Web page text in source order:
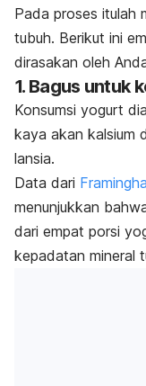
Pada proses itulah
tubuh. Berikut ini
dirasakan oleh
1. Bagus untuk
Konsumsi yogurt
kaya akan kalsium
lansia.
Data dari
menunjukkan
dari empat porsi
kepadatan mineral